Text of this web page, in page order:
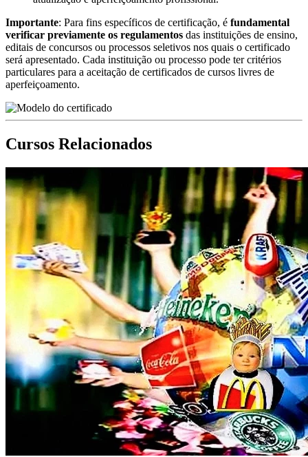
Importante: Para fins específicos de certificação, é fundamental
verificar previamente os regulamentos das instituições de ensino,
editais de concursos ou processos seletivos nos quais o certificado
será apresentado. Cada instituição ou processo pode ter critérios
particulares para a aceitação de certificados de cursos livres de
aperfeiçoamento.
Cursos Relacionados